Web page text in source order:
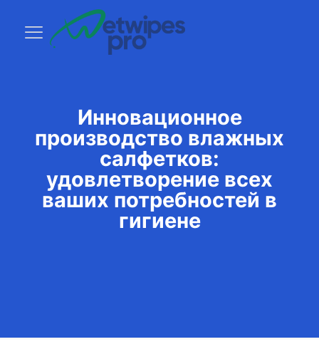
Инновационное
производство влажных
салфетков:
удовлетворение всех
ваших потребностей в
гигиене